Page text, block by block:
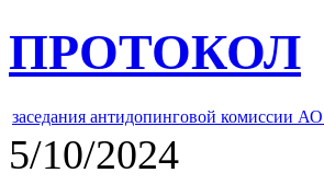
ПРОТОКОЛ
заседания антидопинговой комиссии
5/10/2024